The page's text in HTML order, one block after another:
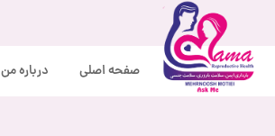
صفحه اصلی درباره من